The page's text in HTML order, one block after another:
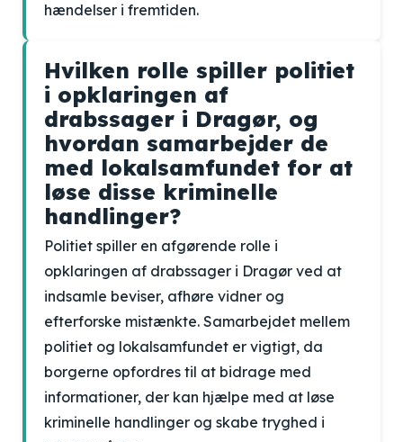
hændelser i fremtiden.
Hvilken rolle spiller politiet
i opklaringen af
drabssager i Dragør, og
hvordan samarbejder de
med lokalsamfundet for at
løse disse kriminelle
handlinger?
Politiet spiller en afgørende rolle i
opklaringen af drabssager i Dragør ved at
indsamle beviser, afhøre vidner og
efterforske mistænkte. Samarbejdet mellem
politiet og lokalsamfundet er vigtigt, da
borgerne opfordres til at bidrage med
informationer, der kan hjælpe med at løse
kriminelle handlinger og skabe tryghed i